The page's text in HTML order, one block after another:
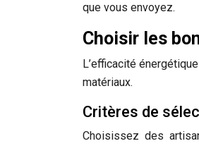
que vous envoyez.
Choisir les
L’efficacité
matériaux.
Critères de
Choisissez des